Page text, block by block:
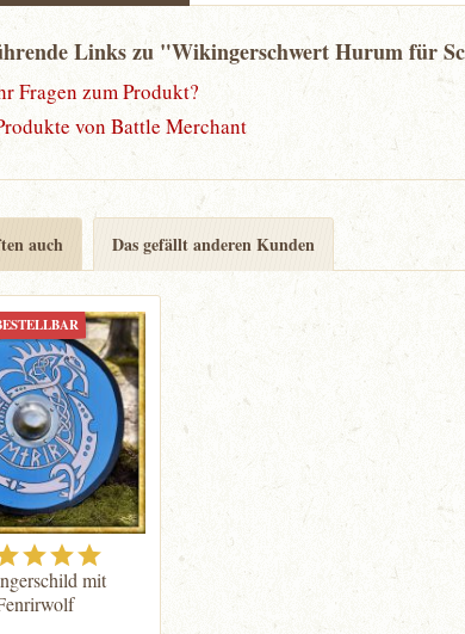
Links zu "Wikingerschwert Hurum für
Fragen zum Produkt?
von Battle Merchant
auch Das gefällt anderen Kunden
mit